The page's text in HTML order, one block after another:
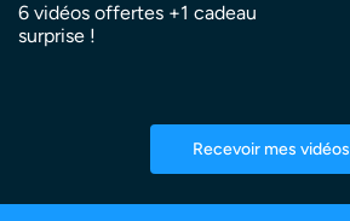
6 vidéos offertes +1 cadeau
surprise !
Recevoir mes vidéos